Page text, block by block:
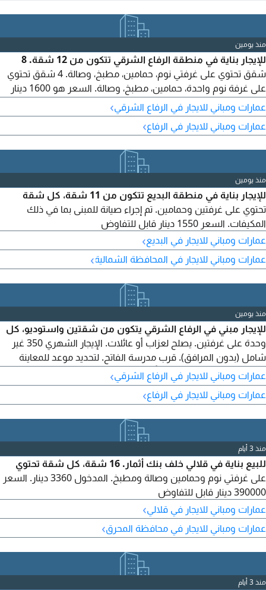
منذ يومين
للإيجار بناية في منطقة الرفاع الشرقي تتكون من 12 شقة. 8
شقق تحتوي على غرفتي نوم، حمامين، مطبخ، وصالة. 4 شقق تحتوي
على غرفة نوم واحدة، حمامين، مطبخ، وصالة. السعر هو 1600 دينار
بحريني شامل الصيانة. المبنى قابل للتفاوض، وقد ينخفض السعر في
حالة عدم شمول الصيانة
عمارات ومباني للايجار في الرفاع الشرقي›
عمارات ومباني للايجار في الرفاع›
منذ يومين
للإيجار بناية في منطقة البديع تتكون من 11 شقة، كل شقة
تحتوي على غرفتين وحمامين. تم إجراء صيانة للمبنى بما في ذلك
المكيفات. السعر 1550 دينار قابل للتفاوض
عمارات ومباني للايجار في البديع›
عمارات ومباني للايجار في المحافظة الشمالية›
منذ يومين
للإيجار مبني في الرفاع الشرقي يتكون من شقتين واستوديو، كل
وحدة على غرفتين. يصلح لعزاب أو عائلات. الإيجار الشهري 350 غير
شامل (بدون المرافق). قرب مدرسة الفاتح. لتحديد موعد للمعاينة
اتصل بنا. للجادين فقط وعذراً للوسطاء. نسعد بخدمتكم.
عمارات ومباني للايجار في الرفاع الشرقي›
عمارات ومباني للايجار في الرفاع›
منذ 3 أيام
للبيع بناية في قلالي خلف بنك أثمار. 16 شقة، كل شقة تحتوي
على غرفتي نوم وحمامين وصالة ومطبخ. المدخول 3360 دينار. السعر
390000 دينار قابل للتفاوض
عمارات ومباني للايجار في قلالي›
عمارات ومباني للايجار في محافظة المحرق›
منذ 3 أيام